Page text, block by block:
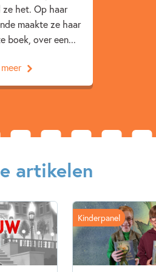
& weerbaarheid
ze het. Op haar
maakte ze haar
boek, over een...
artikelen
Kinderpanel